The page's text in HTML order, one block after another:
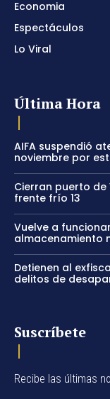
Economia
Espectáculos
Lo Viral
Última Hora
AIFA suspendió
noviembre por
Cierran puerto
frente frío 13
Vuelve a
almacenamiento
Detienen al
delitos de
Suscríbete
Recibe las últimas